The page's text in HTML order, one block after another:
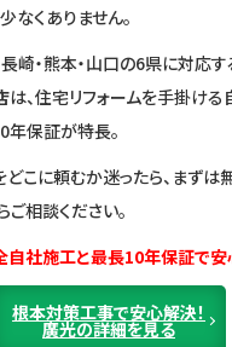
なくありません。
長崎・熊本・山口の6県に対応す
は、住宅リフォームを手掛け
保証が特長。
こに頼むか迷ったら、まずは
ご相談ください。
自社施工と最長10年保証で安
根本対策工事で安心解決！
廣光の詳細を見る